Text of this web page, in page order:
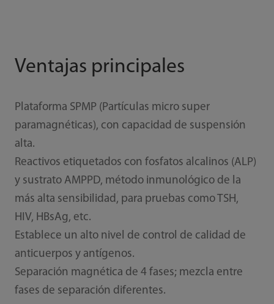
Ventajas principales
Plataforma SPMP (Partículas micro super
paramagnéticas), con capacidad de suspensión
alta.
Reactivos etiquetados con fosfatos alcalinos (ALP)
y sustrato AMPPD, método inmunológico de la
más alta sensibilidad, para pruebas como TSH,
HIV, HBsAg, etc.
Establece un alto nivel de control de calidad de
anticuerpos y antígenos.
Separación magnética de 4 fases; mezcla entre
fases de separación diferentes.